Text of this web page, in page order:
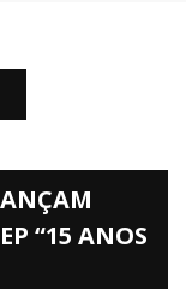
“15 ANOS